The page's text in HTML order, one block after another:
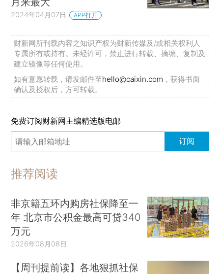
2024年04月07日 APP打开
财新网所刊载内容之知识产权为财新传媒及/或相关权利人
专属所有或持有。未经许可，禁止进行转载、摘编、复制及
建立镜像等任何使用。
如有意愿转载，请发邮件至hello@caixin.com ，获得书面
确认及授权后，方可转载。
免费订阅财新网主编精选版电邮
订阅
推荐阅读
非京籍五环内购房社保降至一
年 北京市公积金最高可贷340
万元
2026年08月08日
【周刊提前读】各地狠抓社保